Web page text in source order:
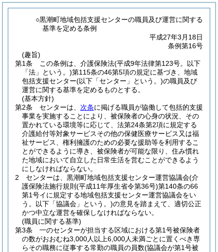
○黒潮町地域包括支援センターの職員及び運営に関する
基準を定める条例
平成27年3月18日
条例第16号
(趣旨)
第1条
この条例は、介護保険法(平成9年法律第123号。以下
「法」という。)第115条の46第5項の規定に基づき、地域
包括支援センター(以下「センター」という。)の職員及び
運営に関する基準を定めるものとする。
(基本方針)
第2条
センターは、 次条に掲げる職員が協働して包括的支援
事業を実施することにより、被保険者の心身の状況、その
置かれている環境等に応じて、法第24条第2項に規定する
介護給付等対象サービスその他の保健医療サービス又は福
祉サービス、権利擁護のための必要な援助等を利用するこ
とができるように導き、被保険者が可能な限り、住み慣れ
た地域において自立した日常生活を営むことができるよう
にしなければならない。
2
センターは、黒潮町地域包括支援センター運営協議会(介
護保険法施行規則 (平成11年厚生省令第36号)第140条の66
第1号イに規定する地域包括支援センター運営協議会をい
う。以下「協議会」という。)の意見を踏まえて、適切公正
かつ中立な運営を確保しなければならない。
(職員に関する基準)
第3条
一のセンターが担当する区域における第1号被保険者
の数がおおむね3,000人以上6,000人未満ごとに置くべき専
らその職務に従事する常勤の職員の員数(協議会が第1号被